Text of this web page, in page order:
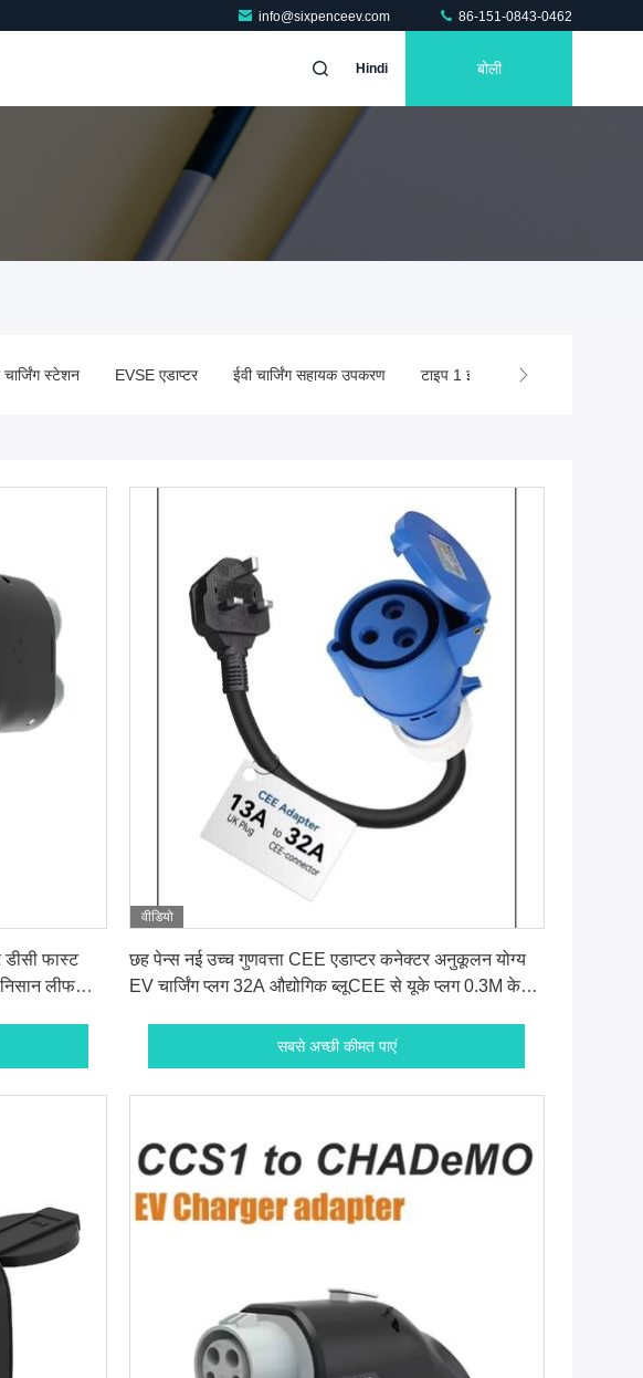
info@sixpenceev.com 86-151-0843-0462
Hindi बोली
स्टेशन EVSE एडाप्टर ईवी चार्जिंग सहायक उपकरण टाइप 1 ईवी चार्जर
फास्ट
लीफ
वीडियो
छह पेन्स नई उच्च गुणवत्ता CEE एडाप्टर कनेक्टर अनुकूलन योग्य
EV चार्जिंग प्लग 32A औद्योगिक ब्लूCEE से यूके प्लग 0.3M केबल
सबसे अच्छी कीमत पाएं